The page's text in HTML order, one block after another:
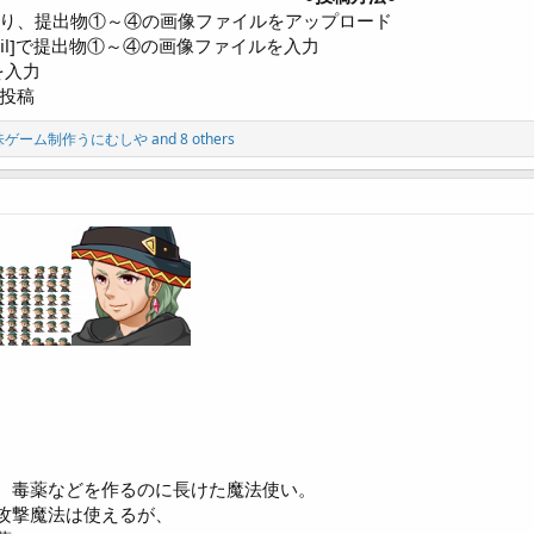
、提出物①～④の画像ファイルをアップロード
で提出物①～④の画像ファイルを入力
力
稿
ゲーム制作うにむしやand 8 others
薬などを作るのに長けた魔法使い。
魔法は使えるが、